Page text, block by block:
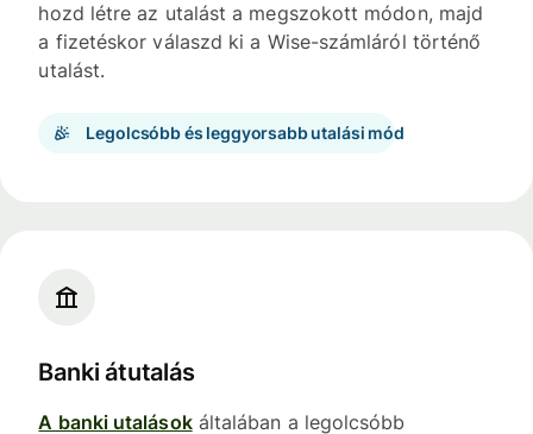
hozd létre az utalást a megszokott módon, majd
a fizetéskor válaszd ki a Wise-számláról történő
utalást.
Legolcsóbb és leggyorsabb utalási mód
Banki átutalás
A banki utalásokáltalában a legolcsóbb